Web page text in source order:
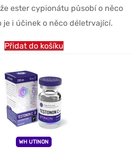
ester cypionátu působí o něco
je i účinek o něco déletrvající.
Přidat do košíku
WH UTINON